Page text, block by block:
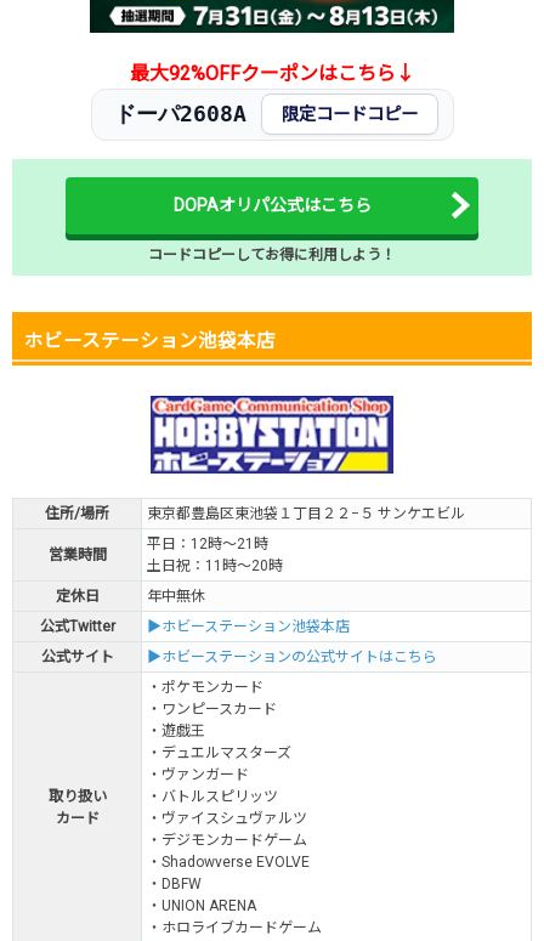
最大92%OFFクーポンはこちら↓
ドーパ2608A 限定コードコピー
DOPAオリパ公式はこちら
コードコピーしてお得に利用しよう！
ホビーステーション池袋本店
住所/場所 東京都豊島区東池袋１丁目２２−５ サンケエビル
営業時間
平日：12時～21時
土日祝：11時～20時
定休日
年中無休
公式Twitter
▶ホビーステーション池袋本店
公式サイト
▶ホビーステーションの公式サイトはこちら
取り扱い
カード
・ポケモンカード
・ワンピースカード
・遊戯王
・デュエルマスターズ
・ヴァンガード
・バトルスピリッツ
・ヴァイスシュヴァルツ
・デジモンカードゲーム
・Shadowverse EVOLVE
・DBFW
・UNION ARENA
・ホロライブカードゲーム